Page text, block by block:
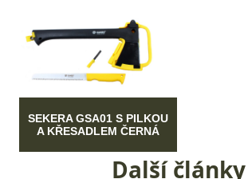
SEKERA GSA01 S PILKOU
A KŘESADLEM ČERNÁ
Další články